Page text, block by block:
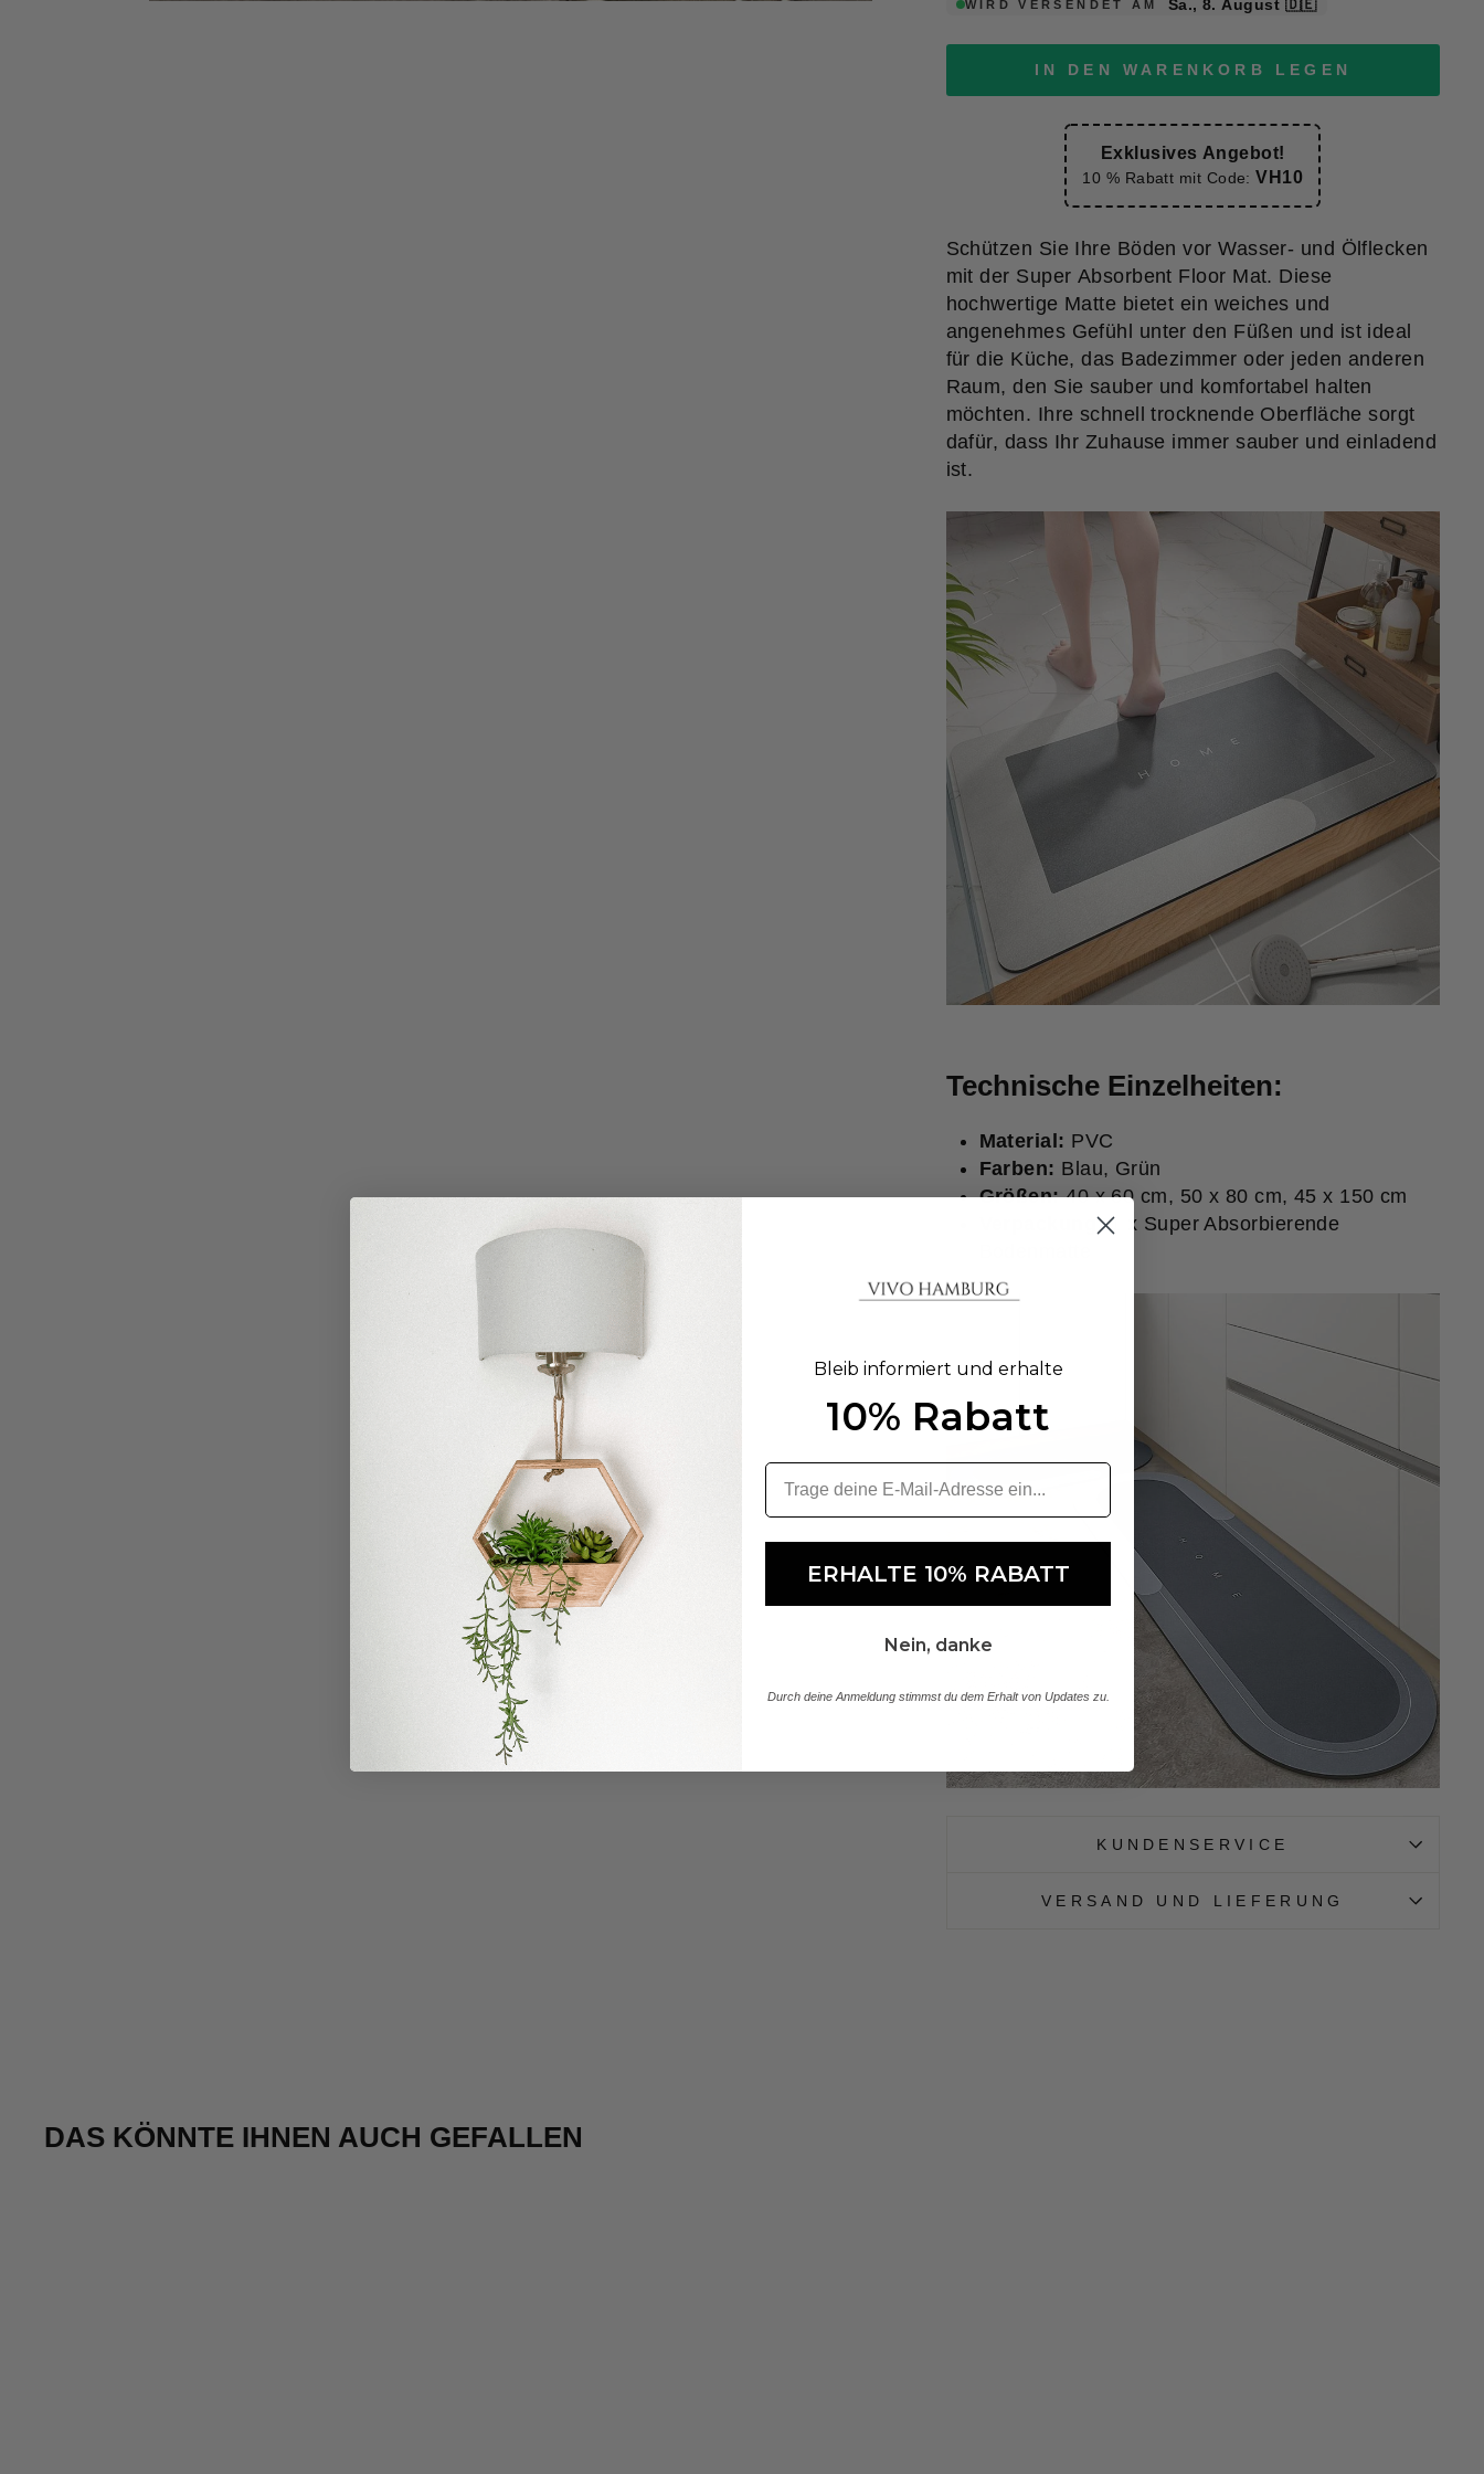
WIRD VERSENDET AM Sa., 8. August 🇩🇪
IN DEN WARENKORB LEGEN
Exklusives Angebot!
10 % Rabatt mit Code:VH10
Schützen Sie Ihre Böden vor Wasser- und Ölflecken
mit der Super Absorbent Floor Mat. Diese
hochwertige Matte bietet ein weiches und
angenehmes Gefühl unter den Füßen und ist ideal
für die Küche, das Badezimmer oder jeden anderen
Raum, den Sie sauber und komfortabel halten
möchten. Ihre schnell trocknende Oberfläche sorgt
dafür, dass Ihr Zuhause immer sauber und einladend
ist.
Technische Einzelheiten:
Material: PVC
Farben: Blau, Grün
Größen:40 x 60 cm, 50 x 80 cm, 45 x 150 cm
Verpackung:1 x Super Absorbierende
KUNDENSERVICE
VERSAND UND LIEFERUNG
DAS KÖNNTE IHNEN AUCH GEFALLEN
Bleib informiert und erhalte
10% Rabatt
ERHALTE 10% RABATT
Nein, danke
Durch deine Anmeldung stimmst du dem Erhalt von Updates zu.